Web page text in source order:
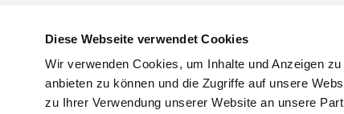
Diese Webseite verwendet Cookies
Wir verwenden Cookies, um Inhalte und Anzeigen
anbieten zu können und die Zugriffe auf unsere
zu Ihrer Verwendung unserer Website an unsere